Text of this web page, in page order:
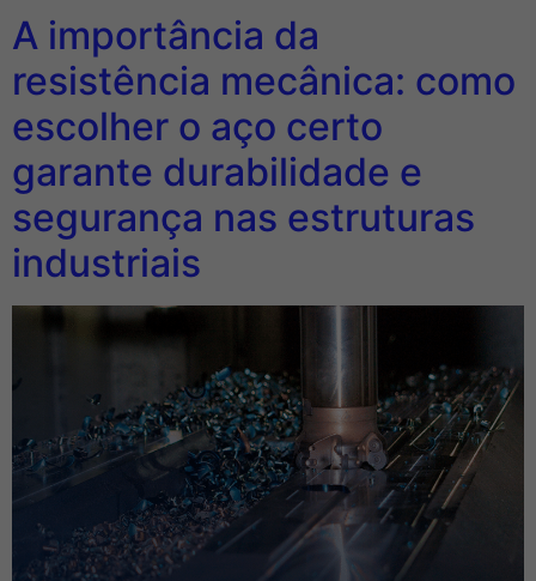
A importância da
resistência mecânica: como
escolher o aço certo
garante durabilidade e
segurança nas estruturas
industriais